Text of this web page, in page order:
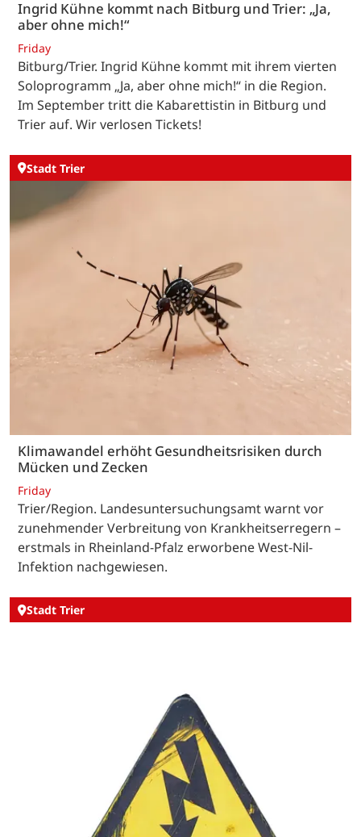
Ingrid Kühne kommt nach Bitburg und Trier: „Ja,
aber ohne mich!“
Friday
Bitburg/Trier. Ingrid Kühne kommt mit ihrem vierten
Soloprogramm „Ja, aber ohne mich!“ in die Region.
Im September tritt die Kabarettistin in Bitburg und
Trier auf. Wir verlosen Tickets!
Stadt Trier
Klimawandel erhöht Gesundheitsrisiken durch
Mücken und Zecken
Friday
Trier/Region. Landesuntersuchungsamt warnt vor
zunehmender Verbreitung von Krankheitserregern –
erstmals in Rheinland-Pfalz erworbene West-Nil-
Infektion nachgewiesen.
Stadt Trier